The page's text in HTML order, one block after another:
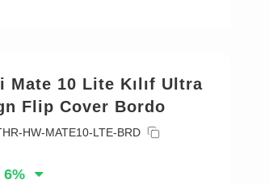
Mate 10 Lite Kılıf Ultra
Flip Cover Bordo
HW-MATE10-LTE-BRD
6%